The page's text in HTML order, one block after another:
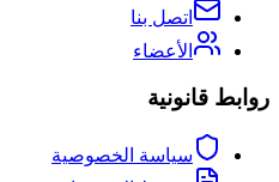
اتصل بنا
الأعضاء
روابط قانونية
سياسة الخصوصية